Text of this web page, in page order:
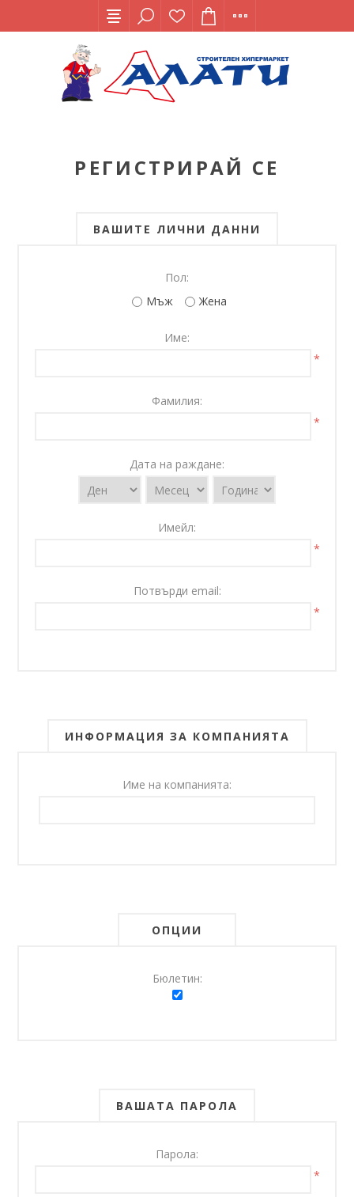
РЕГИСТРИРАЙ СЕ
ВАШИТЕ ЛИЧНИ ДАННИ
Пол:
Мъж
Жена
Име:
*
Фамилия:
*
Дата на раждане:
Имейл:
*
Потвърди email:
*
ИНФОРМАЦИЯ ЗА КОМПАНИЯТА
Име на компанията:
ОПЦИИ
Бюлетин:
ВАШАТА ПАРОЛА
Парола:
*